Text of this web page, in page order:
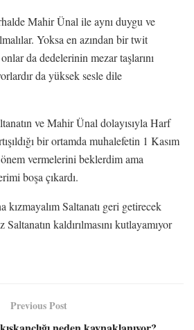
Mahir Ünal ile aynı duygu ve
Yoksa en azından bir twit
da dedelerinin mezar taşlarını
da yüksek sesle dile
ve Mahir Ünal dolayısıyla Harf
bir ortamda muhalefetin 1 Kasım
vermelerini beklerdim ama
boşa çıkardı.
kızmayalım Saltanatı geri getirecek
kaldırılmasını kutlayamıyor
Previous Post